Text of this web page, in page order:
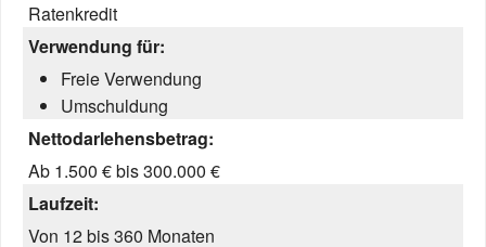
Ratenkredit
Verwendung für:
Freie Verwendung
Umschuldung
Nettodarlehensbetrag:
Ab 1.500 € bis 300.000 €
Laufzeit:
Von 12 bis 360 Monaten